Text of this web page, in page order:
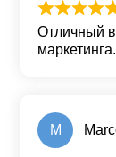
Отличный
маркетинга.
M